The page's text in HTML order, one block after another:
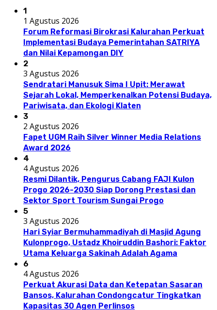
1
1 Agustus 2026
Forum Reformasi Birokrasi Kalurahan Perkuat
Implementasi Budaya Pemerintahan SATRIYA
dan Nilai Kepamongan DIY
2
3 Agustus 2026
Sendratari Manusuk Sima I Upit: Merawat
Sejarah Lokal, Memperkenalkan Potensi Budaya,
Pariwisata, dan Ekologi Klaten
3
2 Agustus 2026
Fapet UGM Raih Silver Winner Media Relations
Award 2026
4
4 Agustus 2026
Resmi Dilantik, Pengurus Cabang FAJI Kulon
Progo 2026-2030 Siap Dorong Prestasi dan
Sektor Sport Tourism Sungai Progo
5
3 Agustus 2026
Hari Syiar Bermuhammadiyah di Masjid Agung
Kulonprogo, Ustadz Khoiruddin Bashori: Faktor
Utama Keluarga Sakinah Adalah Agama
6
4 Agustus 2026
Perkuat Akurasi Data dan Ketepatan Sasaran
Bansos, Kalurahan Condongcatur Tingkatkan
Kapasitas 30 Agen Perlinsos